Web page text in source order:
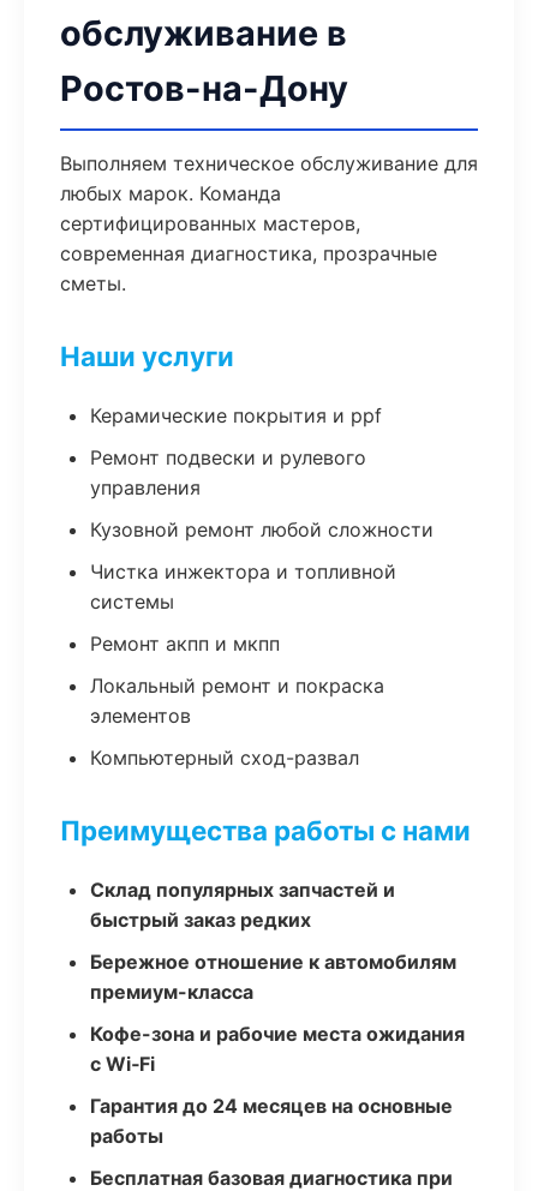
обслуживание в
Ростов-на-Дону
Выполняем техническое обслуживание для
любых марок. Команда
сертифицированных мастеров,
современная диагностика, прозрачные
сметы.
Наши услуги
Керамические покрытия и ppf
Ремонт подвески и рулевого
управления
Кузовной ремонт любой сложности
Чистка инжектора и топливной
системы
Ремонт акпп и мкпп
Локальный ремонт и покраска
элементов
Компьютерный сход-развал
Преимущества работы с нами
Склад популярных запчастей и
быстрый заказ редких
Бережное отношение к автомобилям
премиум-класса
Кофе-зона и рабочие места ожидания
с Wi‑Fi
Гарантия до 24 месяцев на основные
работы
Бесплатная базовая диагностика при